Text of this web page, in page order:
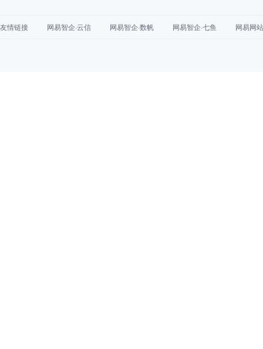
友情链接 网易智企·云信 网易智企·数帆 网易智企·七鱼 网易网